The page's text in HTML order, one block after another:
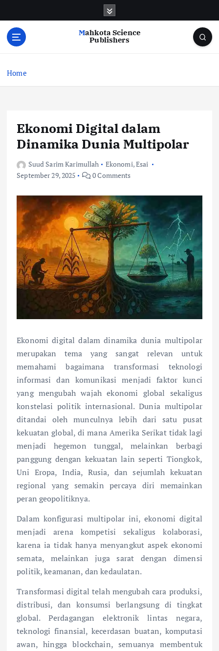
o
Mahkota Science
Publishers
Home
Ekonomi Digital dalam
Dinamika Dunia Multipolar
Suud Sarim Karimullah Ekonomi,Esai
September 29, 2025
0 Comments
Ekonomi digital dalam dinamika dunia multipolar
merupakan tema yang sangat relevan untuk
memahami bagaimana transformasi teknologi
informasi dan komunikasi menjadi faktor kunci
yang mengubah wajah ekonomi global sekaligus
konstelasi politik internasional. Dunia multipolar
ditandai oleh munculnya lebih dari satu pusat
kekuatan global, di mana Amerika Serikat tidak lagi
menjadi hegemon tunggal, melainkan berbagi
panggung dengan kekuatan lain seperti Tiongkok,
Uni Eropa, India, Rusia, dan sejumlah kekuatan
regional yang semakin percaya diri memainkan
peran geopolitiknya.
Dalam konfigurasi multipolar ini, ekonomi digital
menjadi arena kompetisi sekaligus kolaborasi,
karena ia tidak hanya menyangkut aspek ekonomi
semata, melainkan juga sarat dengan dimensi
politik, keamanan, dan kedaulatan.
Transformasi digital telah mengubah cara produksi,
distribusi, dan konsumsi berlangsung di tingkat
global. Perdagangan elektronik lintas negara,
teknologi finansial, kecerdasan buatan, komputasi
awan, hingga blockchain, semuanya membentuk